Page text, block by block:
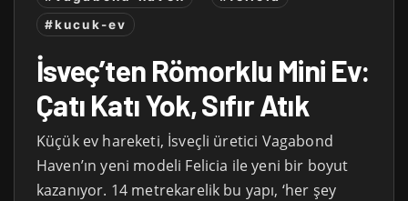
#kucuk-ev
İsveç’ten Römorklu Mini Ev:
Çatı Katı Yok, Sıfır Atık
Küçük ev hareketi, İsveçli üretici Vagabond
Haven’ın yeni modeli Felicia ile yeni bir boyut
kazanıyor. 14 metrekarelik bu yapı, ‘her şey